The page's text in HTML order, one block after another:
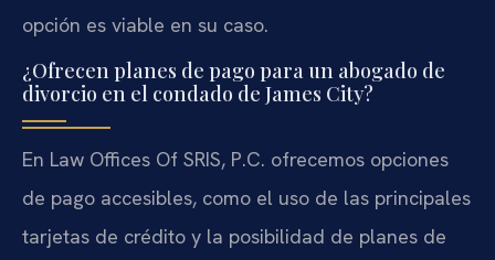
opción es viable en su caso.
¿Ofrecen planes de pago para un abogado de
divorcio en el condado de James City?
En Law Offices Of SRIS, P.C. ofrecemos opciones
de pago accesibles, como el uso de las principales
tarjetas de crédito y la posibilidad de planes de